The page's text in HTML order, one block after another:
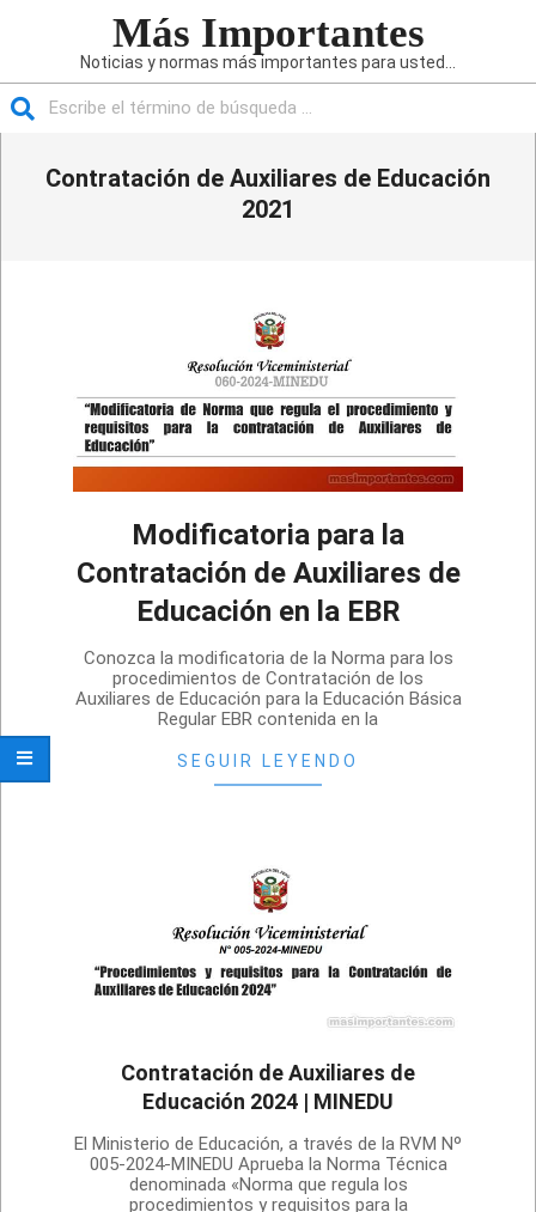
Más Importantes
Noticias y normas más importantes para usted...
Contratación de Auxiliares de Educación
2021
Modificatoria para la
Contratación de Auxiliares de
Educación en la EBR
01
Conozca la modificatoria de la Norma para los
procedimientos de Contratación de los
Auxiliares de Educación para la Educación Básica
Regular EBR contenida en la
SEGUIR LEYENDO
Contratación de Auxiliares de
Educación 2024 | MINEDU
01-
El Ministerio de Educación, a través de la RVM Nº
005-2024-MINEDU Aprueba la Norma Técnica
denominada «Norma que regula los
procedimientos y requisitos para la